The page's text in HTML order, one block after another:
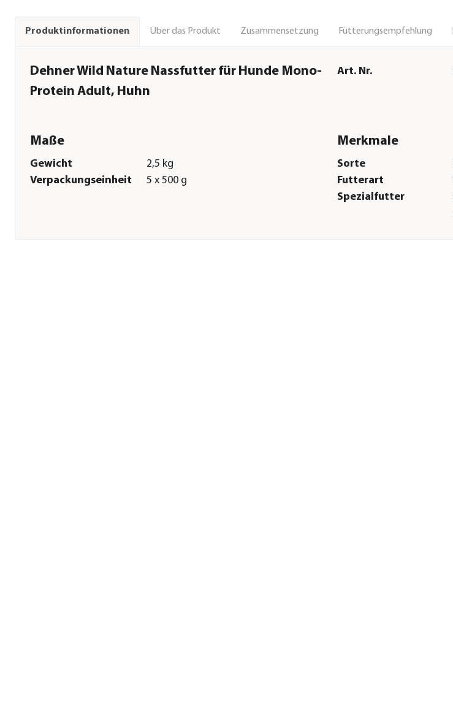
Produktinformationen Über das Produkt Zusammensetzung Fütterungsempfehlung
Dehner Wild Nature Nassfutter für Hunde Mono-
Protein Adult, Huhn
Art. Nr.
Maße
Gewicht
2,5 kg
Verpackungseinheit
5 x 500 g
Merkmale
Sorte
Futterart
Spezialfutter